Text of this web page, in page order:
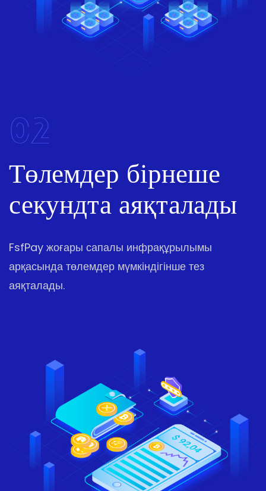
02
Төлемдер бірнеше
секундта аяқталады
FsfPay жоғары сапалы инфрақұрылымы
арқасында төлемдер мүмкіндігінше тез
аяқталады.